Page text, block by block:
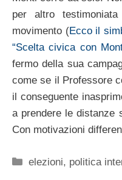
per altro
movimento (Ecco il
“Scelta civica con
fermo della sua
come se il Professore
il conseguente
a prendere le distanze
Con motivazioni
Categorie
elezioni, politica